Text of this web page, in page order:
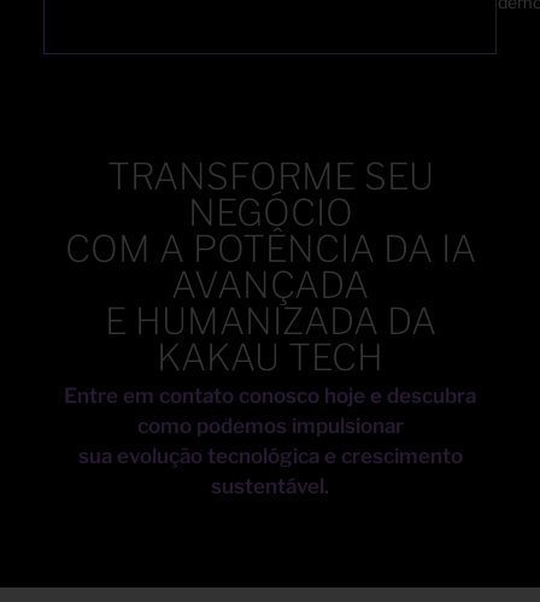
TRANSFORME SEU
NEGÓCIO
COM A POTÊNCIA DA IA
AVANÇADA
E HUMANIZADA DA
KAKAU TECH
Entre em contato conosco hoje e descubra
como podemos impulsionar
sua evolução tecnológica e crescimento
sustentável.